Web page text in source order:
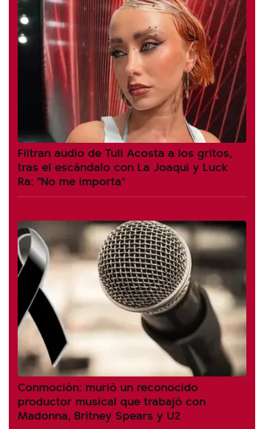
Filtran audio de Tuli Acosta a los gritos,
tras el escándalo con La Joaqui y Luck
Ra: "No me importa"
Conmoción: murió un reconocido
productor musical que trabajó con
Madonna, Britney Spears y U2